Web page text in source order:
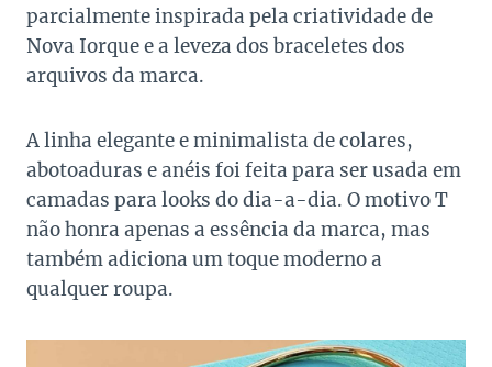
parcialmente inspirada pela criatividade de
Nova Iorque e a leveza dos braceletes dos
arquivos da marca.
A linha elegante e minimalista de colares,
abotoaduras e anéis foi feita para ser usada em
camadas para looks do dia-a-dia. O motivo T
não honra apenas a essência da marca, mas
também adiciona um toque moderno a
qualquer roupa.